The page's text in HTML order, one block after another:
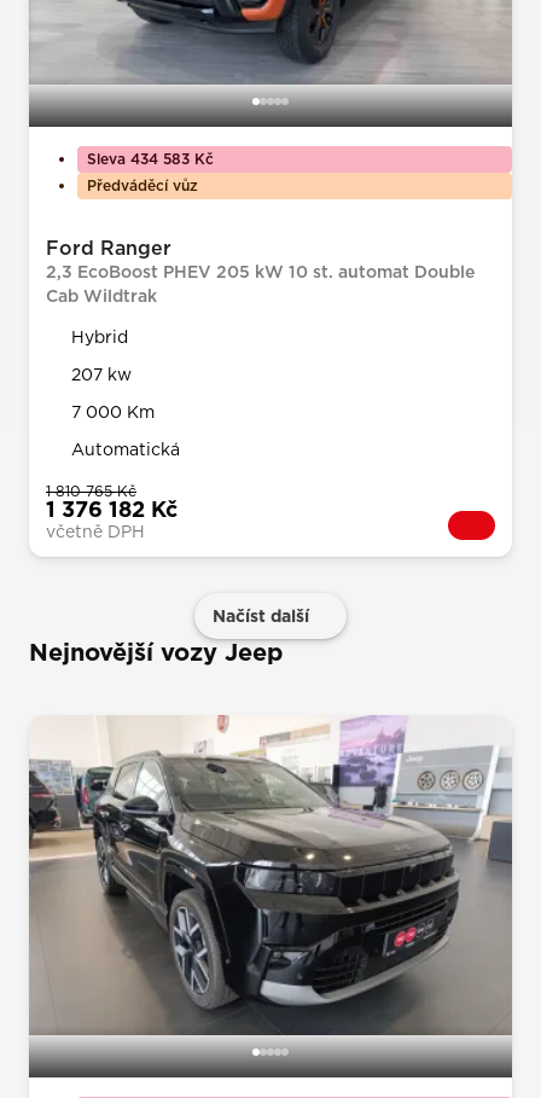
Sleva 434 583 Kč
Předváděcí vůz
Ford Ranger
2,3 EcoBoost PHEV 205 kW 10 st. automat Double
Cab Wildtrak
Hybrid
207 kw
7 000 Km
Automatická
1 810 765 Kč
1 376 182 Kč
včetně DPH
Načíst další
Nejnovější vozy Jeep